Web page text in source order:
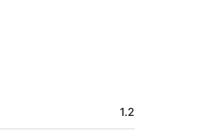
1.2